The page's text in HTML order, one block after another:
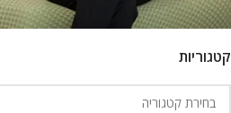
קטגוריות